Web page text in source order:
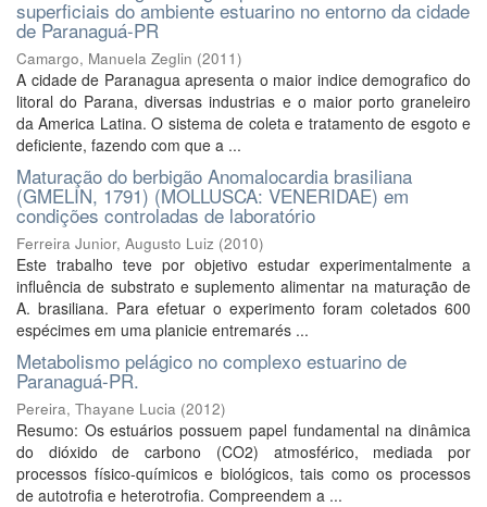
superficiais do ambiente estuarino no entorno da cidade
de Paranaguá-PR
Camargo, Manuela Zeglin (2011)
A cidade de Paranagua apresenta o maior indice demografico do
litoral do Parana, diversas industrias e o maior porto graneleiro
da America Latina. O sistema de coleta e tratamento de esgoto e
deficiente, fazendo com que a ...
Maturação do berbigão Anomalocardia brasiliana
(GMELIN, 1791) (MOLLUSCA: VENERIDAE) em
condições controladas de laboratório
Ferreira Junior, Augusto Luiz (2010)
Este trabalho teve por objetivo estudar experimentalmente a
influência de substrato e suplemento alimentar na maturação de
A. brasiliana. Para efetuar o experimento foram coletados 600
espécimes em uma planicie entremarés ...
Metabolismo pelágico no complexo estuarino de
Paranaguá-PR.
Pereira, Thayane Lucia (2012)
Resumo: Os estuários possuem papel fundamental na dinâmica
do dióxido de carbono (CO2) atmosférico, mediada por
processos físico-químicos e biológicos, tais como os processos
de autotrofia e heterotrofia. Compreendem a ...